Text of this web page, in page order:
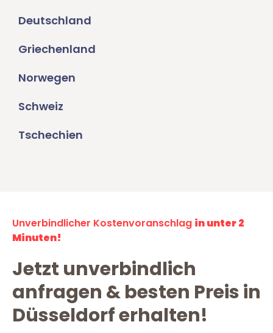
Deutschland
Griechenland
Norwegen
Schweiz
Tschechien
Unverbindlicher Kostenvoranschlag in unter 2
Minuten!
Jetzt unverbindlich
anfragen & besten Preis in
Düsseldorf erhalten!